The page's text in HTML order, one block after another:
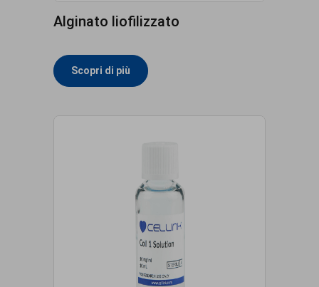
Alginato liofilizzato
Scopri di più